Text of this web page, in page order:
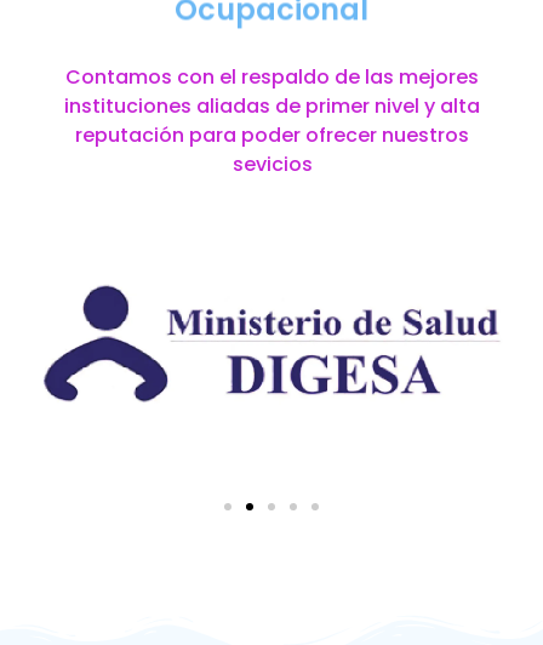
Ocupacional
Contamos con el respaldo de las mejores
instituciones aliadas de primer nivel y alta
reputación para poder ofrecer nuestros
sevicios